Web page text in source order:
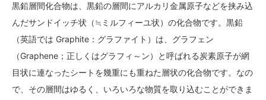
黒鉛層間化合物は、黒鉛の層間にアルカリ金属原子などを挟み込
んだサンドイッチ状（≒ミルフィーユ状）の化合物です。黒鉛
（英語では Graphite：グラファイト）は、グラフェン
（Graphene；正しくはグラフィ～ン）と呼ばれる炭素原子が網
目状に連なったシートを幾重にも重ねた層状の化合物です。なの
で、その層間はゆるく、いろいろな物質を取り込むことができま